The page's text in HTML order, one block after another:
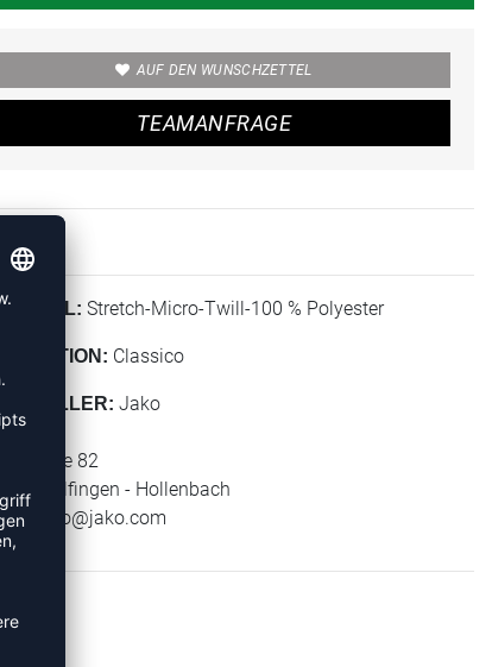
AUF DEN WUNSCHZETTEL
TEAMANFRAGE
Stretch-Micro-Twill-100 % Polyester
Classico
Jako
AG
82
Mulfingen - Hollenbach
info@jako.com